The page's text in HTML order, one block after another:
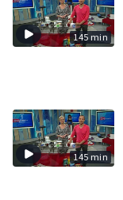
145 min
145 min